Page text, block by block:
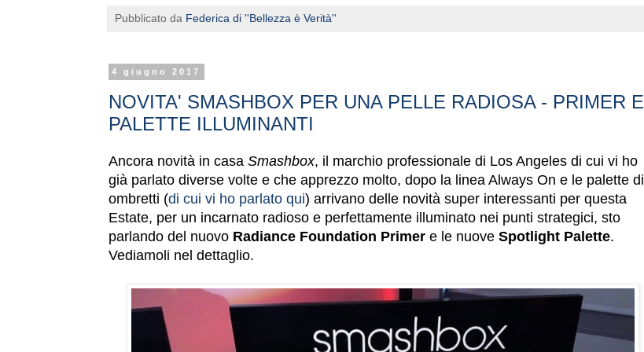
Pubblicato da Federica di ''Bellezza è Verità''
4 giugno 2017
NOVITA' SMASHBOX PER UNA PELLE RADIOSA - PRIMER E
PALETTE ILLUMINANTI
Ancora novità in casa Smashbox, il marchio professionale di Los Angeles di cui vi ho
già parlato diverse volte e che apprezzo molto, dopo la linea Always On e le palette di
ombretti (di cui vi ho parlato qui) arrivano delle novità super interessanti per questa
Estate, per un incarnato radioso e perfettamente illuminato nei punti strategici, sto
parlando del nuovo Radiance Foundation Primer e le nuove Spotlight Palette.
Vediamoli nel dettaglio.